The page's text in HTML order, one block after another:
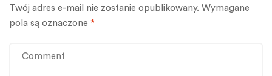
Twój adres e-mail nie zostanie opublikowany. Wymagane
pola są oznaczone *